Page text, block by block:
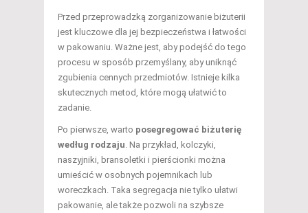
Przed przeprowadzką zorganizowanie biżuterii
jest kluczowe dla jej bezpieczeństwa i łatwości
w pakowaniu. Ważne jest, aby podejść do tego
procesu w sposób przemyślany, aby uniknąć
zgubienia cennych przedmiotów. Istnieje kilka
skutecznych metod, które mogą ułatwić to
zadanie.
Po pierwsze, warto posegregować biżuterię
według rodzaju. Na przykład, kolczyki,
naszyjniki, bransoletki i pierścionki można
umieścić w osobnych pojemnikach lub
woreczkach. Taka segregacja nie tylko ułatwi
pakowanie, ale także pozwoli na szybsze